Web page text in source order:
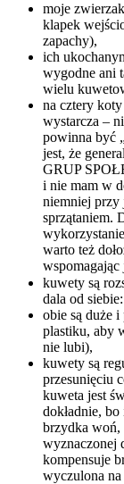
moje
klapek
zapachy),
ich
wygodne ani
wielu
na cztery
wystarcza –
powinna być
jest, że
GRUP
i nie mam w
niemniej przy
sprzątaniem.
warto też
kuwety są
dala od
obie są duże
plastiku, aby
nie lubi),
kuwety są
przesunięciu
kuweta jest
dokładnie,
brzydka woń,
wyznaczonej
kompensuje
wyczulona